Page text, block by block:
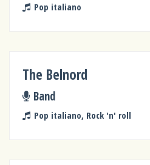
Pop italiano
The Belnord
Band
Pop italiano, Rock 'n' roll